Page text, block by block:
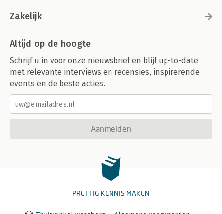
Zakelijk
Altijd op de hoogte
Schrijf u in voor onze nieuwsbrief en blijf up-to-date
met relevante interviews en recensies, inspirerende
events en de beste acties.
Aanmelden
PRETTIG KENNIS MAKEN